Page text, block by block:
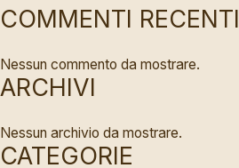
COMMENTI RECENTI
Nessun commento da mostrare.
ARCHIVI
Nessun archivio da mostrare.
CATEGORIE